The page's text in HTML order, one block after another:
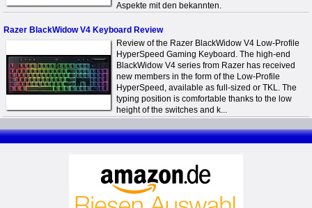
Aspekte mit den bekannten.
Razer BlackWidow V4 Keyboard Review
Review of the Razer BlackWidow V4 Low-Profile
HyperSpeed Gaming Keyboard. The high-end
BlackWidow V4 series from Razer has received
new members in the form of the Low-Profile
HyperSpeed, available as full-sized or TKL. The
typing position is comfortable thanks to the low
height of the switches and k...